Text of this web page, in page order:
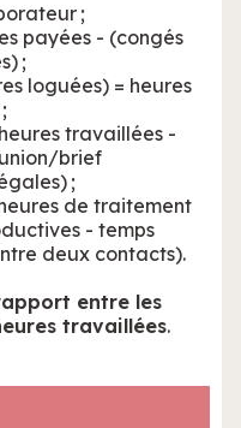
;
payées - (congés
;
loguées) = heures
travaillées -
brief
;
de traitement
- temps
deux contacts).
entre les
travaillées.